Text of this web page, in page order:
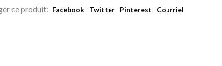
ce produit: Facebook Twitter Pinterest Courriel